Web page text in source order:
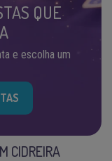
QUE
e escolha um
CIDREIRA